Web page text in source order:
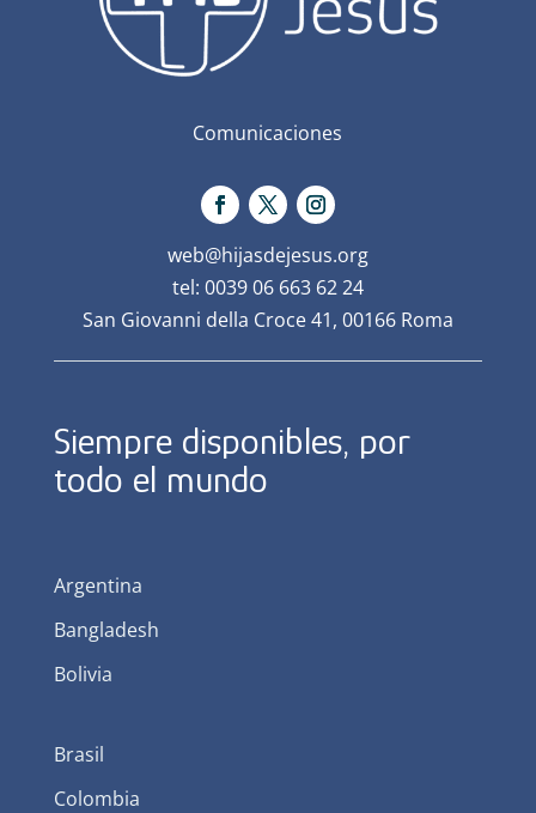
Comunicaciones
web@hijasdejesus.org
tel: 0039 06 663 62 24
San Giovanni della Croce 41, 00166 Roma
Siempre disponibles, por
todo el mundo
Argentina
Bangladesh
Bolivia
Brasil
Colombia